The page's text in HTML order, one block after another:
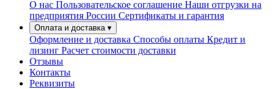
О нас Пользовательское соглашение Наши отгрузки на
предприятия России Сертификаты и гарантия
Оплата и доставка ▾
Оформление и доставка Способы оплаты Кредит и
лизинг Расчет стоимости доставки
Отзывы
Контакты
Реквизиты